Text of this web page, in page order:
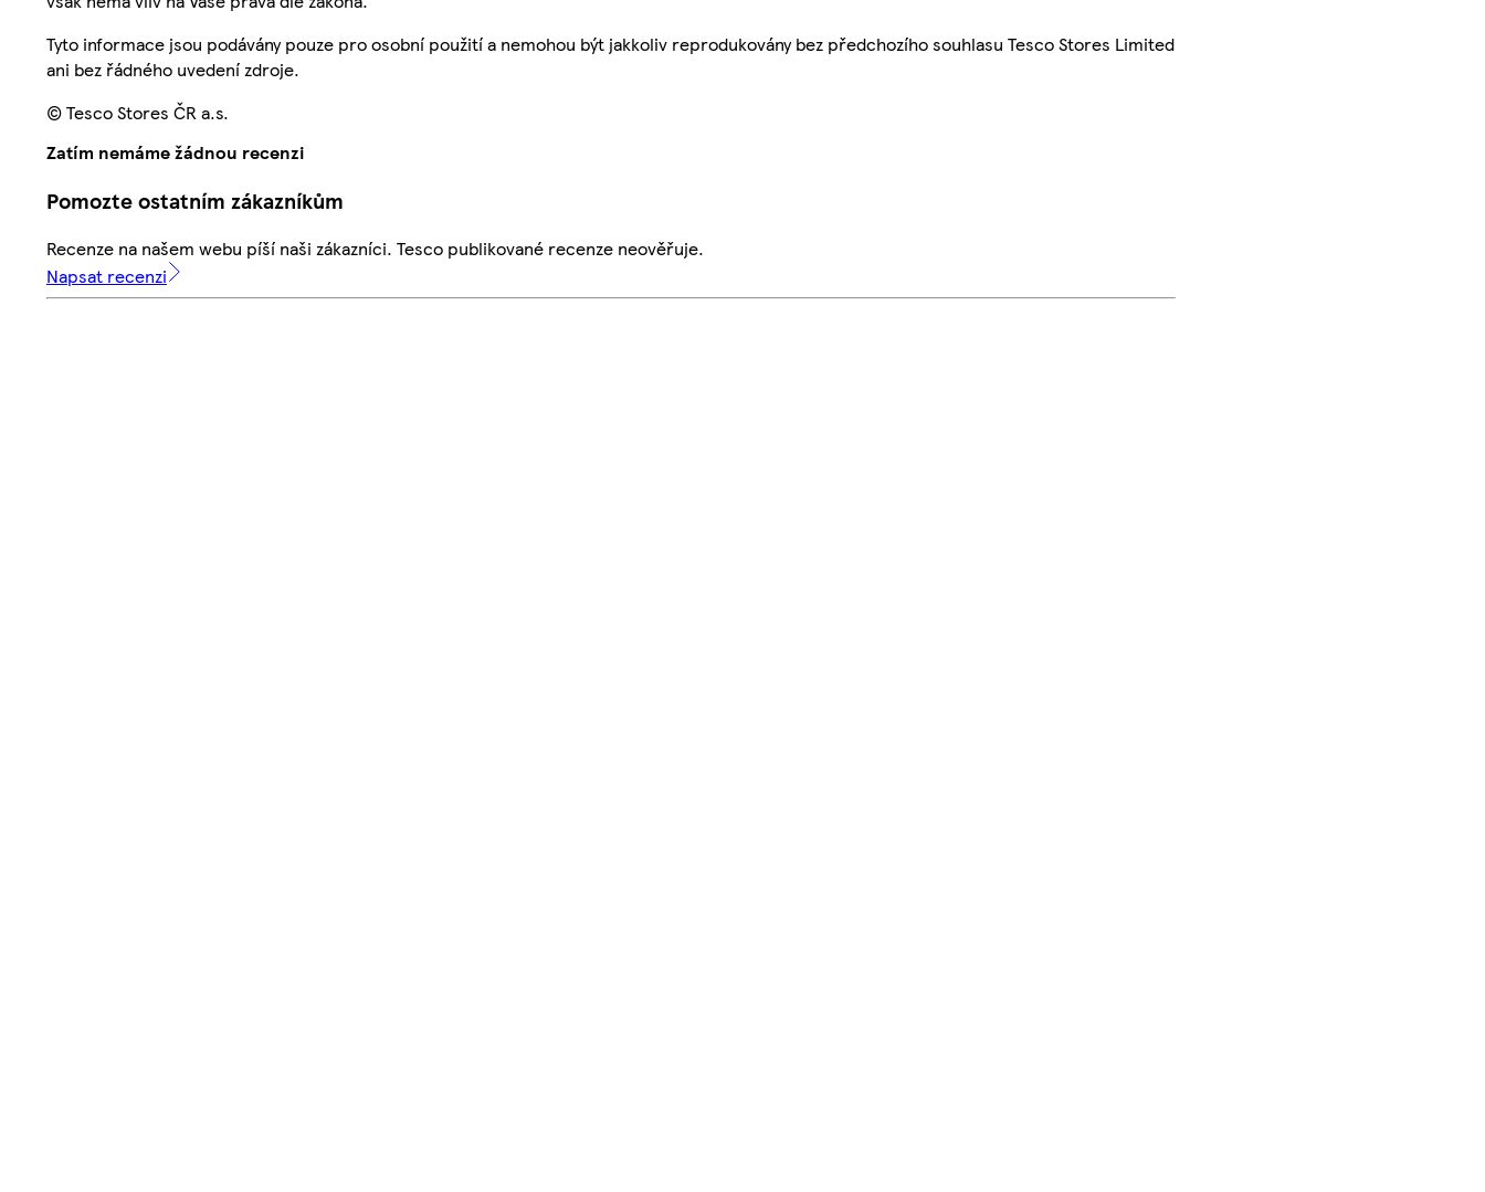
Tyto informace jsou podávány pouze pro osobní použití a nemohou být jakkoliv reprodukovány bez předchozího souhlasu Tesco Stores Limited
ani bez řádného uvedení zdroje.
© Tesco Stores ČR a.s.
Zatím nemáme žádnou recenzi
Pomozte ostatním zákazníkům
Recenze na našem webu píší naši zákazníci. Tesco publikované recenze neověřuje.
Napsat recenzi